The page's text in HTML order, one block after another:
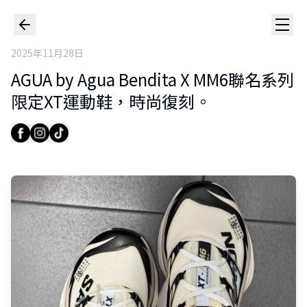
2025年11月28日
AGUA by Agua Bendita X MM6聯名系列
限定XT運動鞋，時尚復刻。